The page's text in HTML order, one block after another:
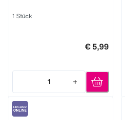
1 Stück
€ 5,99
1
Quantity: 1